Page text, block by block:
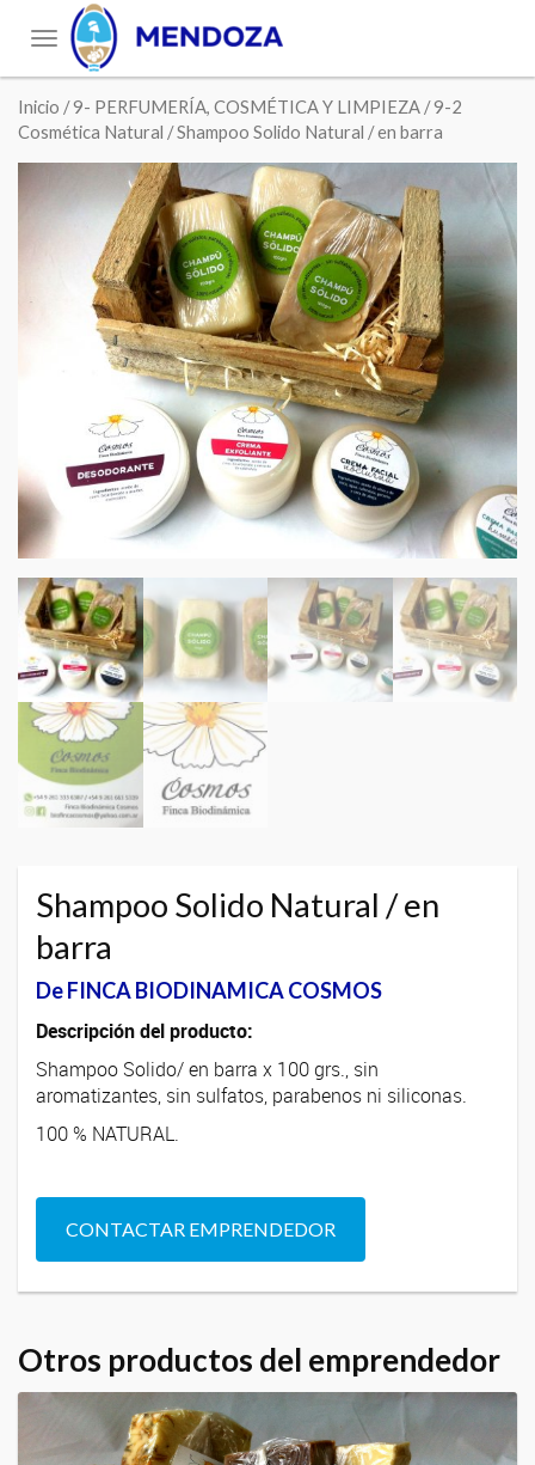
Toggle
navigation
Inicio /9- PERFUMERÍA, COSMÉTICA Y LIMPIEZA /9-2
Cosmética Natural / Shampoo Solido Natural / en barra
Shampoo Solido Natural / en
barra
De FINCA BIODINAMICA COSMOS
Descripción del producto:
Shampoo Solido/ en barra x 100 grs., sin
aromatizantes, sin sulfatos, parabenos ni siliconas.
100 % NATURAL.
CONTACTAR EMPRENDEDOR
Otros productos del emprendedor